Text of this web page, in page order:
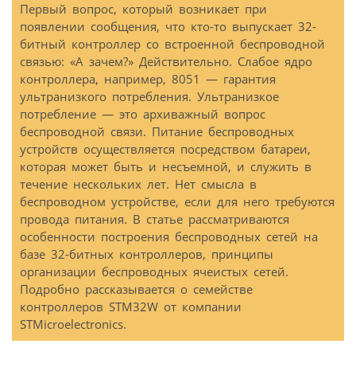
Первый вопрос, который возникает при
появлении сообщения, что кто-то выпускает 32-
битный контроллер со встроенной беспроводной
связью: «А зачем?» Действительно. Слабое ядро
контроллера, например, 8051 — гарантия
ультранизкого потребления. Ультранизкое
потребление — это архиважный вопрос
беспроводной связи. Питание беспроводных
устройств осуществляется посредством батареи,
которая может быть и несъемной, и служить в
течение нескольких лет. Нет смысла в
беспроводном устройстве, если для него требуются
провода питания. В статье рассматриваются
особенности построения беспроводных сетей на
базе 32-битных контроллеров, принципы
организации беспроводных ячеистых сетей.
Подробно рассказывается о семействе
контроллеров STM32W от компании
STMicroelectronics.